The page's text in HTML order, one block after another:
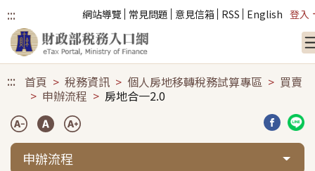
::: 網站導覽 常見問題 意見信箱 RSS English 登入
::: 首頁 稅務資訊 個人房地移轉稅務試算專區
買賣
申辦流程
房地合一2.0
分享到
分
申辦流程